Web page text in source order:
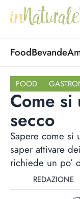
FoodBevande
FOOD
Come
secco
Sapere come si
saper attivare
richiede un po’
REDAZIONE